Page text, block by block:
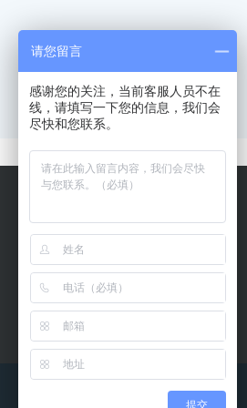
请您留言
感谢您的关注，当前客服人员不在
线，请填写一下您的信息，我们会
尽快和您联系。
提交